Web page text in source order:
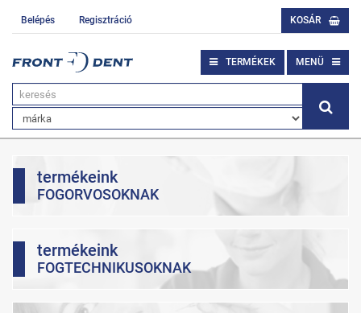
Belépés Regisztráció KOSÁR
TERMÉKEK MENÜ
termékeink
FOGORVOSOKNAK
termékeink
FOGTECHNIKUSOKNAK